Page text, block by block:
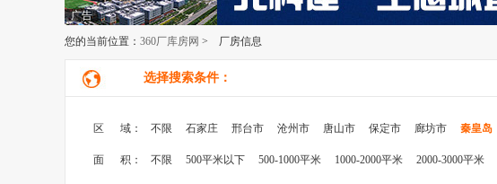
广告
您的当前位置： 360厂库房网 > 厂房信息
选择搜索条件：
区 域： 不限 石家庄 邢台市 沧州市 唐山市 保定市 廊坊市 秦皇岛
面 积： 不限 500平米以下 500-1000平米 1000-2000平米 2000-3000平米